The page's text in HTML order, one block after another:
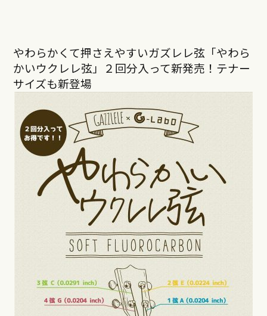
やわらかくて押さえやすいガズレレ弦「やわら
かいウクレレ弦」２回分入って新発売！テナー
サイズも新登場